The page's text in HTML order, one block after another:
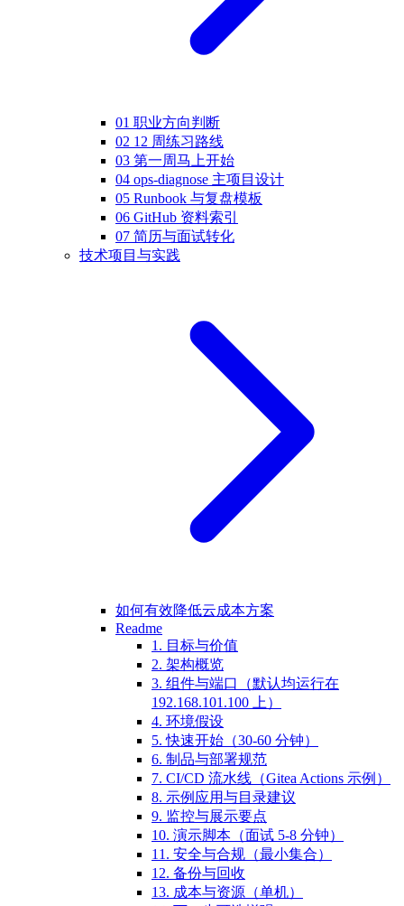
01 职业方向判断
02 12 周练习路线
03 第一周马上开始
04 ops-diagnose 主项目设计
05 Runbook 与复盘模板
06 GitHub 资料索引
07 简历与面试转化
技术项目与实践
如何有效降低云成本方案
Readme
1. 目标与价值
2. 架构概览
3. 组件与端口（默认均运行在
192.168.101.100 上）
4. 环境假设
5. 快速开始（30-60 分钟）
6. 制品与部署规范
7. CI/CD 流水线（Gitea Actions 示例）
8. 示例应用与目录建议
9. 监控与展示要点
10. 演示脚本（面试 5-8 分钟）
11. 安全与合规（最小集合）
12. 备份与回收
13. 成本与资源（单机）